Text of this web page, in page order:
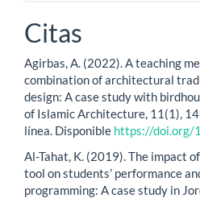
Citas
Agirbas, A. (2022). A teaching
combination of architectural
design: A case study with
of Islamic Architecture, 11(1),
línea. Disponible https://doi.org/
Al-Tahat, K. (2019). The impact
tool on students’ performance
programming: A case study in